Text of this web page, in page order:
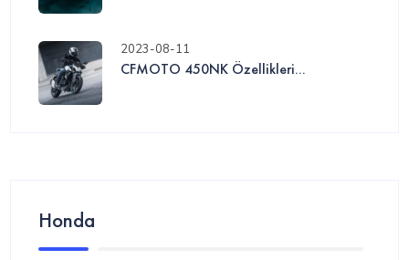
2023-08-11
CFMOTO 450NK Özellikleri...
Honda